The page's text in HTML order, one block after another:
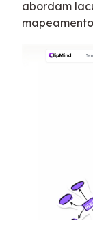
abordam